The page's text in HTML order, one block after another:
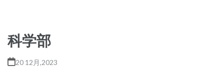
プ
(Enter
科学部
20 12月,2023